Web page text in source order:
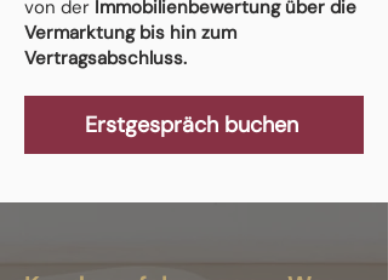
von der Immobilienbewertung über die
Vermarktung bis hin zum
Vertragsabschluss.
Erstgespräch buchen